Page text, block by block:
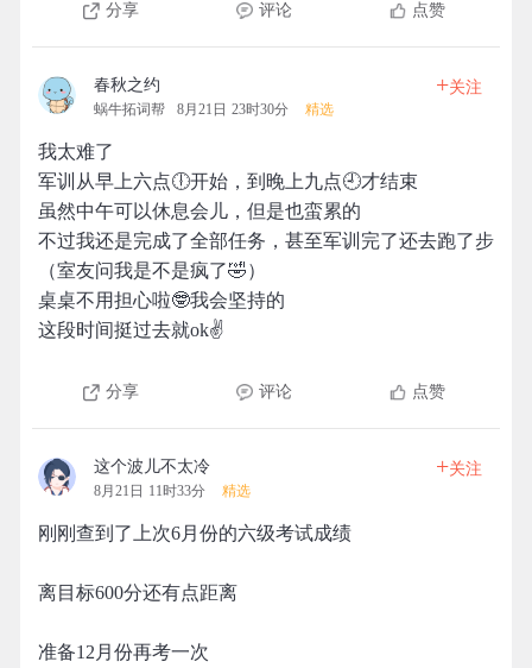
分享 评论 点赞
春秋之约
蜗牛拓词帮 8月21日 23时30分 精选
+关注
我太难了
军训从早上六点🕕开始，到晚上九点🕘才结束
虽然中午可以休息会儿，但是也蛮累的
不过我还是完成了全部任务，甚至军训完了还去跑了步
（室友问我是不是疯了🤣）
桌桌不用担心啦🤓我会坚持的
这段时间挺过去就ok✌
分享 评论 点赞
这个波儿不太冷
8月21日 11时33分 精选
+关注
刚刚查到了上次6月份的六级考试成绩
离目标600分还有点距离
准备12月份再考一次